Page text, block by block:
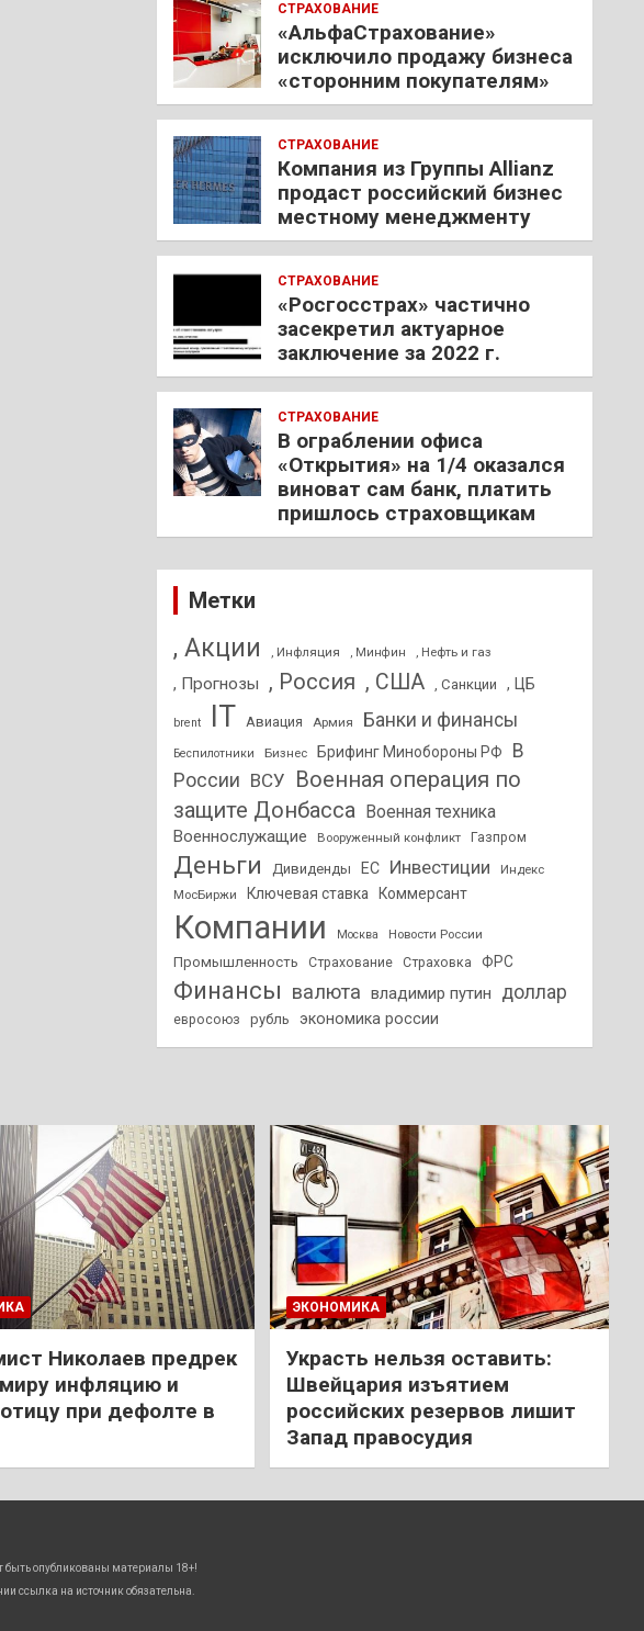
СТРАХОВАНИЕ
«АльфаСтрахование»
исключило продажу бизнеса
«сторонним покупателям»
СТРАХОВАНИЕ
Компания из Группы Allianz
продаст российский бизнес
местному менеджменту
СТРАХОВАНИЕ
«Росгосстрах» частично
засекретил актуарное
заключение за 2022 г.
СТРАХОВАНИЕ
В ограблении офиса
«Открытия» на 1/4 оказался
виноват сам банк, платить
пришлось страховщикам
Метки
, Акции , Инфляция , Минфин , Нефть и газ
, Прогнозы , Россия , США , Санкции , ЦБ
brent IT Авиация Армия Банки и финансы
Беспилотники Бизнес Брифинг Минобороны РФ
В
России ВСУ Военная операция по
защите Донбасса Военная техника
Военнослужащие Вооруженный конфликт Газпром
Деньги Дивиденды ЕС Инвестиции
Индекс
МосБиржи
Ключевая ставка Коммерсант
Компании Москва Новости России
Промышленность Страхование Страховка ФРС
Финансы валюта владимир путин доллар
евросоюз рубль экономика россии
Николаев предрек
инфляцию и
при дефолте в
ЭКОНОМИКА
Украсть нельзя оставить:
Швейцария изъятием
российских резервов лишит
Запад правосудия
быть опубликованы материалы 18+!
ссылка на источник обязательна.